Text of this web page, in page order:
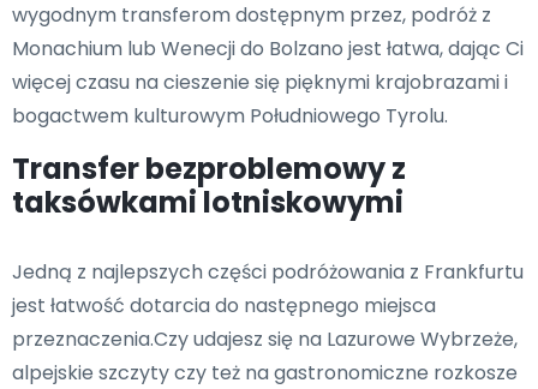
wygodnym transferom dostępnym przez, podróż z
Monachium lub Wenecji do Bolzano jest łatwa, dając Ci
więcej czasu na cieszenie się pięknymi krajobrazami i
bogactwem kulturowym Południowego Tyrolu.
Transfer bezproblemowy z
taksówkami lotniskowymi
Jedną z najlepszych części podróżowania z Frankfurtu
jest łatwość dotarcia do następnego miejsca
przeznaczenia.Czy udajesz się na Lazurowe Wybrzeże,
alpejskie szczyty czy też na gastronomiczne rozkosze